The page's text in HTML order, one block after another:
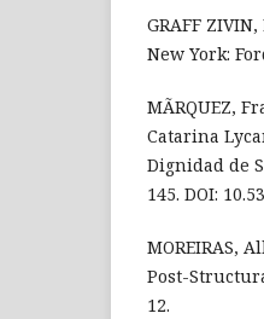
GRAFF
New York:
MÃRQUEZ,
Catarina
Dignidad de
145. DOI:
MOREIRAS,
Post-
12.